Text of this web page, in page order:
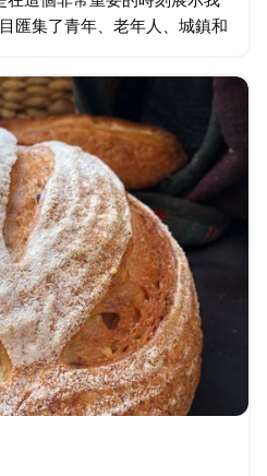
匯集了青年、老年人、城鎮和